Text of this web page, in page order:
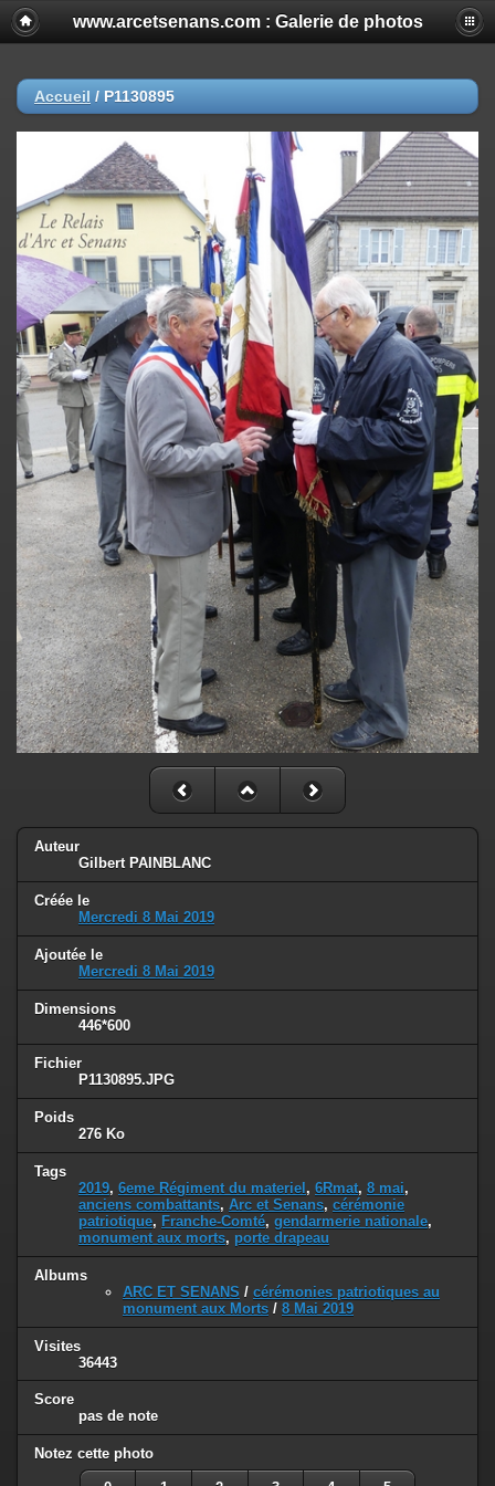
www.arcetsenans.com : Galerie de photos
Accueil / P1130895
Auteur
Gilbert PAINBLANC
Créée le
Mercredi 8 Mai 2019
Ajoutée le
Mercredi 8 Mai 2019
Dimensions
446*600
Fichier
P1130895.JPG
Poids
276 Ko
Tags
2019, 6eme Régiment du materiel, 6Rmat, 8 mai,
anciens combattants, Arc et Senans, cérémonie
patriotique, Franche-Comté, gendarmerie nationale,
monument aux morts, porte drapeau
Albums
ARC ET SENANS / cérémonies patriotiques au
monument aux Morts / 8 Mai 2019
Visites
36443
Score
pas de note
Notez cette photo